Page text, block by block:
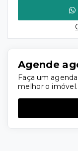
Agende
Faça um
melhor o imóvel.